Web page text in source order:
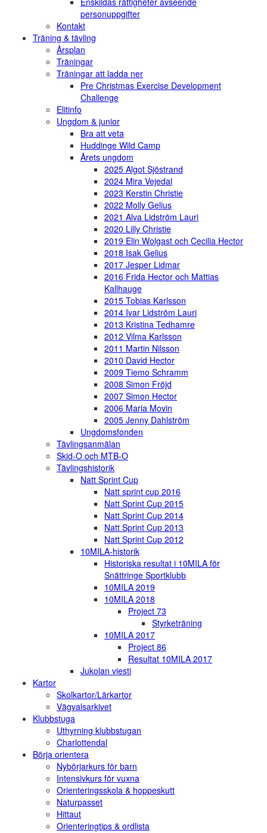
personuppgifter
Kontakt
Träning & tävling
Årsplan
Träningar
Träningar att ladda ner
Pre Christmas Exercise Development
Challenge
Elitinfo
Ungdom & junior
Bra att veta
Huddinge Wild Camp
Årets ungdom
2025 Algot Sjöstrand
2024 Mira Vejedal
2023 Kerstin Christie
2022 Molly Gelius
2021 Alva Lidström Lauri
2020 Lilly Christie
2019 Elin Wolgast och Cecilia Hector
2018 Isak Gelius
2017 Jesper Lidmar
2016 Frida Hector och Mattias
Kallhauge
2015 Tobias Karlsson
2014 Ivar Lidström Lauri
2013 Kristina Tedhamre
2012 Vilma Karlsson
2011 Martin Nilsson
2010 David Hector
2009 Tiemo Schramm
2008 Simon Fröjd
2007 Simon Hector
2006 Maria Movin
2005 Jenny Dahlström
Ungdomsfonden
Tävlingsanmälan
Skid-O och MTB-O
Tävlingshistorik
Natt Sprint Cup
Natt sprint cup 2016
Natt Sprint Cup 2015
Natt Sprint Cup 2014
Natt Sprint Cup 2013
Natt Sprint Cup 2012
10MILA-historik
Historiska resultat i 10MILA för
Snättringe Sportklubb
10MILA 2019
10MILA 2018
Project 73
Styrketräning
10MILA 2017
Project 86
Resultat 10MILA 2017
Jukolan viesti
Kartor
Skolkartor/Lärkartor
Vägvalsarkivet
Klubbstuga
Uthyrning klubbstugan
Charlottendal
Börja orientera
Nybörjarkurs för barn
Intensivkurs för vuxna
Orienteringsskola & hoppeskutt
Naturpasset
Hittaut
Orienteringtips & ordlista